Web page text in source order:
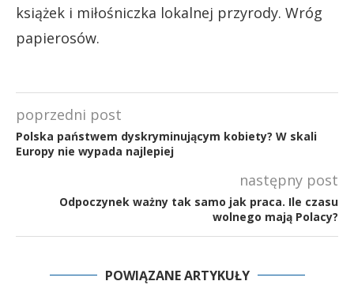
książek i miłośniczka lokalnej przyrody. Wróg
papierosów.
poprzedni post
Polska państwem dyskryminującym kobiety? W skali
Europy nie wypada najlepiej
następny post
Odpoczynek ważny tak samo jak praca. Ile czasu
wolnego mają Polacy?
POWIĄZANE ARTYKUŁY